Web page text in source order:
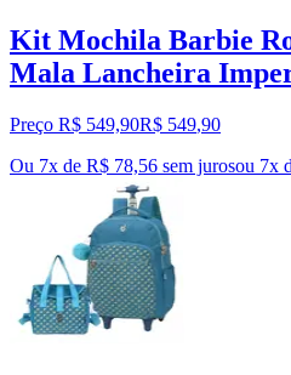
Kit Mochila Barbie
Mala Lancheira
Preço R$ 549,90R$ 549,90
Ou 7x de R$ 78,56 sem jurosou 7x